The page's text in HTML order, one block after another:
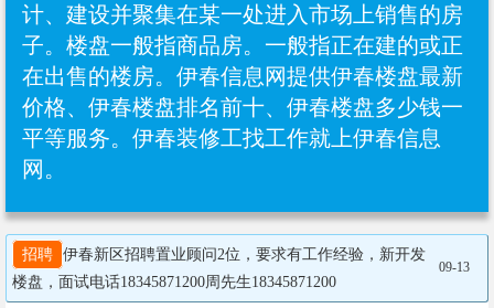
计、建设并聚集在某一处进入市场上销售的房
子。楼盘一般指商品房。一般指正在建的或正
在出售的楼房。伊春信息网提供伊春楼盘最新
价格、伊春楼盘排名前十、伊春楼盘多少钱一
平等服务。伊春装修工找工作就上伊春信息
网。
招聘 伊春新区招聘置业顾问2位，要求有工作经验，新开发
楼盘，面试电话18345871200周先生18345871200
09-13